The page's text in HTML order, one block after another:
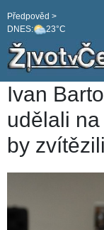
DNES: 23°C
Předpověd >
Ivan
udělali
by